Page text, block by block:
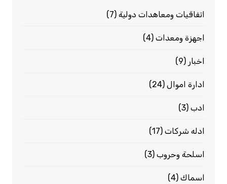
اتفاقيات ومعاهدات دولية(7)
اجهزة ومعدات(4)
اخبار (9)
ادارة اموال(24)
ادب(3)
ادله شركات(17)
اسلحة وحروب(3)
اسماك(4)